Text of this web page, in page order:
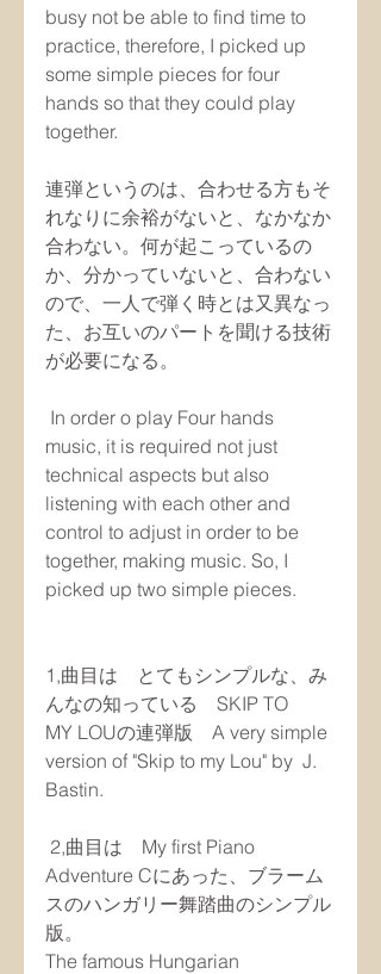
busy not be able to find time to
practice, therefore, I picked up
some simple pieces for four
hands so that they could play
together.
連弾というのは、合わせる方もそ
れなりに余裕がないと、なかなか
合わない。何が起こっているの
か、分かっていないと、合わない
ので、一人で弾く時とは又異なっ
た、お互いのパートを聞ける技術
が必要になる。
music, it is required not just
technical aspects but also
listening with each other and
control to adjust in order to be
together, making music. So, I
picked up two simple pieces.
1,曲目は　とてもシンプルな、み
んなの知っている　SKIP TO
MY LOUの連弾版　A very simple
version of "Skip to my Lou" by  J.
Bastin.
Adventure Cにあった、ブラーム
スのハンガリー舞踏曲のシンプル
版。
The famous Hungarian